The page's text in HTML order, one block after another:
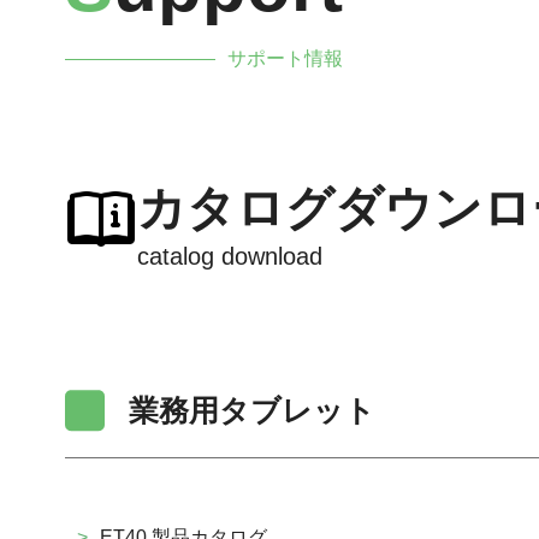
サポート情報
カタログダウン
catalog download
業務用タブレット